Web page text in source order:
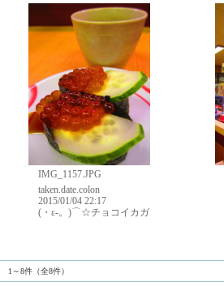
IMG_1157.JPG
taken.date.colon
2015/01/04 22:17
(・ε-。)⌒☆チョコイカガ
1～8件（全8件）